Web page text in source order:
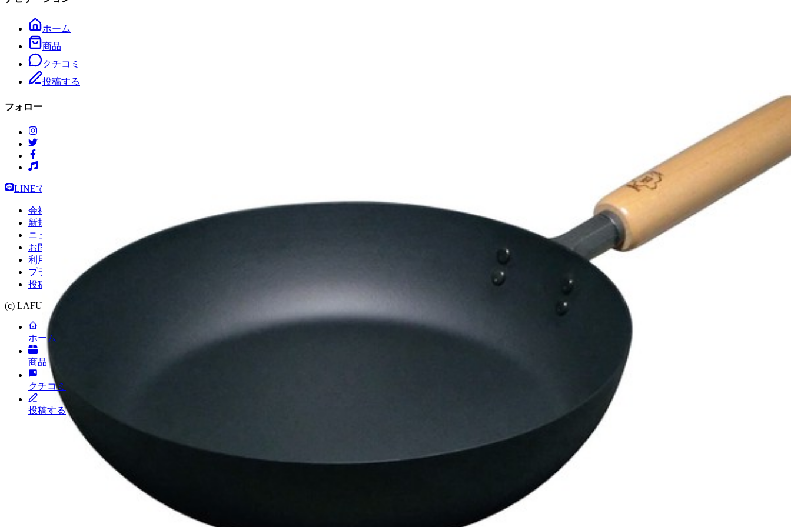
ホーム
商品
クチコミ
投稿する
フォロー＆連絡
LINEで相談する
会社情報
新規お取引について
ニュースリリース
お問い合わせ
利用規約
プライバシーポリシー
投稿キャンペーン
(c) LAFUGO, Inc. All Rights Reserved.
ホーム
商品
クチコミ
投稿する